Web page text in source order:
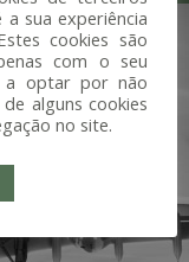
sua experiência
cookies são
com o seu
a optar por não
alguns cookies
no site.